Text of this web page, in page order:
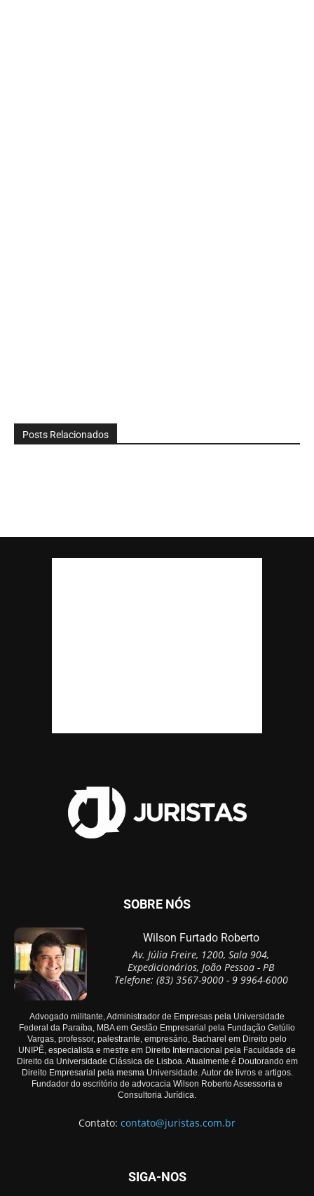
Posts Relacionados
SOBRE NÓS
Wilson Furtado Roberto
Av. Júlia Freire, 1200, Sala 904,
Expedicionários, João Pessoa - PB
Telefone: (83) 3567-9000 - 9 9964-6000
Advogado militante, Administrador de Empresas pela Universidade
Federal da Paraíba, MBA em Gestão Empresarial pela Fundação Getúlio
Vargas, professor, palestrante, empresário, Bacharel em Direito pelo
UNIPÊ, especialista e mestre em Direito Internacional pela Faculdade de
Direito da Universidade Clássica de Lisboa. Atualmente é Doutorando em
Direito Empresarial pela mesma Universidade. Autor de livros e artigos.
Fundador do escritório de advocacia Wilson Roberto Assessoria e
Consultoria Jurídica.
Contato: contato@juristas.com.br
SIGA-NOS